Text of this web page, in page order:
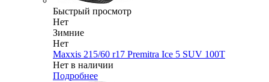
Быстрый просмотр
Нет
Зимние
Нет
Maxxis 215/60 r17 Premitra Ice 5 SUV 100T
Нет в наличии
Подробнее